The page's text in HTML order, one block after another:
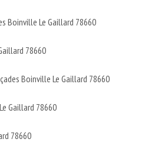
Boinville Le Gaillard 78660
78660
Boinville Le Gaillard 78660
Gaillard 78660
78660